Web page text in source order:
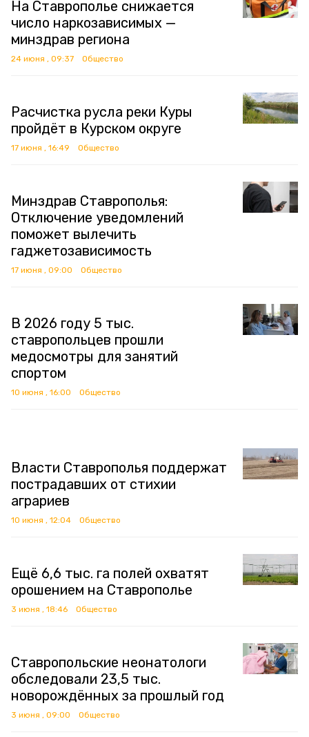
На Ставрополье снижается
число наркозависимых —
минздрав региона
24 июня , 09:37 Общество
Расчистка русла реки Куры
пройдёт в Курском округе
17 июня , 16:49 Общество
Минздрав Ставрополья:
Отключение уведомлений
поможет вылечить
гаджетозависимость
17 июня , 09:00 Общество
В 2026 году 5 тыс.
ставропольцев прошли
медосмотры для занятий
спортом
10 июня , 16:00 Общество
Власти Ставрополья поддержат
пострадавших от стихии
аграриев
10 июня , 12:04 Общество
Ещё 6,6 тыс. га полей охватят
орошением на Ставрополье
3 июня , 18:46 Общество
Ставропольские неонатологи
обследовали 23,5 тыс.
новорождённых за прошлый год
3 июня , 09:00 Общество